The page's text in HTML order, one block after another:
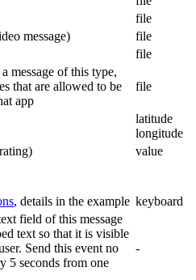
file
message)
file
file
message of this type,
that are allowed to be
app
file
latitude
longitude
value
, details in the example keyboard
field of this message
text so that it is visible
Send this event no
5 seconds from one
-